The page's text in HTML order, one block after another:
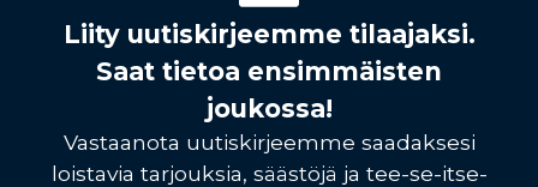
Liity uutiskirjeemme tilaajaksi.
Saat tietoa ensimmäisten
joukossa!
Vastaanota uutiskirjeemme saadaksesi
loistavia tarjouksia, säästöjä ja tee-se-itse-